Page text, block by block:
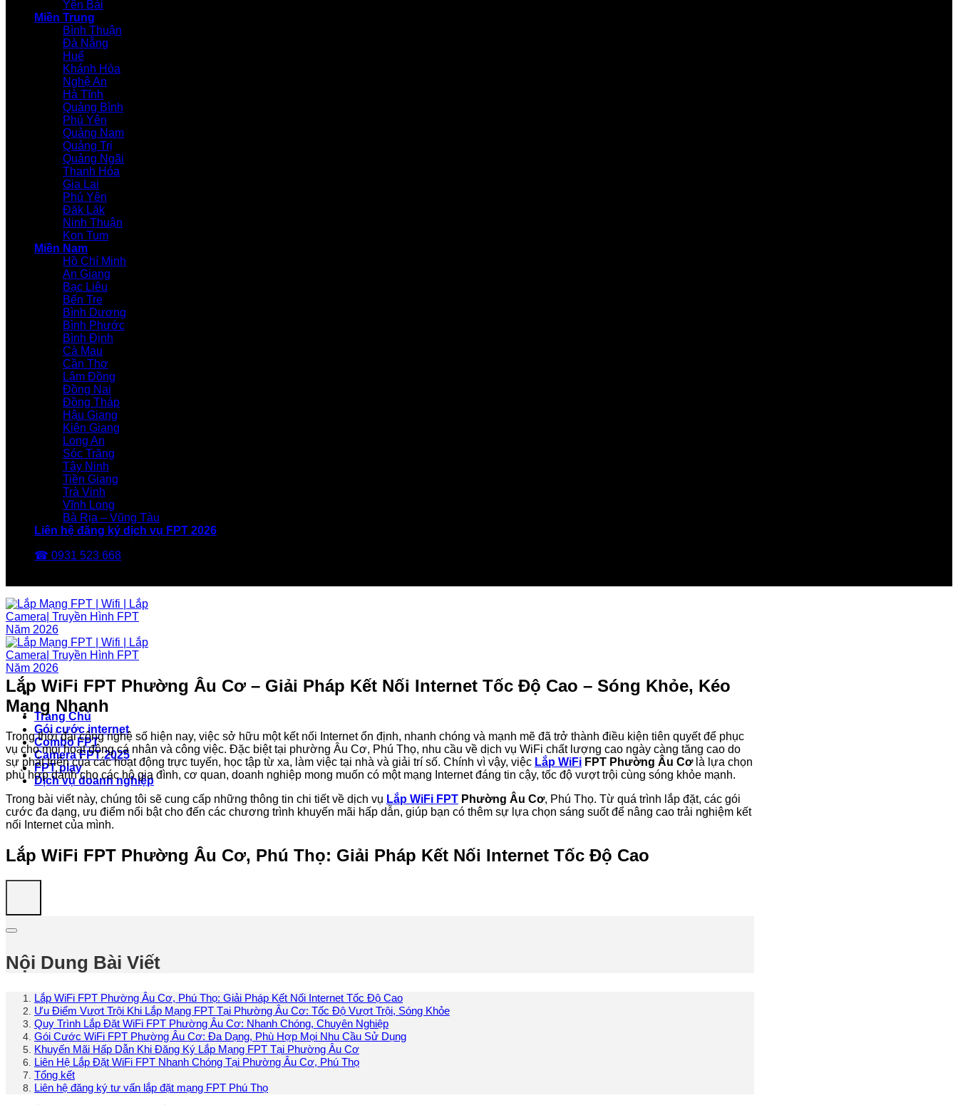
Yên Bái
Miền Trung
Bình Thuận
Đà Nẵng
Huế
Khánh Hòa
Nghệ An
Hà Tĩnh
Quảng Bình
Phú Yên
Quảng Nam
Quảng Trị
Quảng Ngãi
Thanh Hóa
Gia Lai
Phú Yên
Đăk Lăk
Ninh Thuận
Kon Tum
Miền Nam
Hồ Chí Minh
An Giang
Bạc Liêu
Bến Tre
Bình Dương
Bình Phước
Bình Định
Cà Mau
Cần Thơ
Lâm Đồng
Đồng Nai
Đồng Tháp
Hậu Giang
Kiên Giang
Long An
Sóc Trăng
Tây Ninh
Tiền Giang
Trà Vinh
Vĩnh Long
Bà Rịa – Vũng Tàu
Liên hệ đăng ký dịch vụ FPT 2026
☎ 0931 523 668
Trang Chủ
Gói cước internet
Combo FPT
Camera FPT 2025
FPT play
Dịch vụ doanh nghiệp
Lắp WiFi FPT Phường Âu Cơ – Giải Pháp Kết Nối Internet Tốc Độ Cao – Sóng Khỏe, Kéo
Mạng Nhanh
Trong thời đại công nghệ số hiện nay, việc sở hữu một kết nối Internet ổn định, nhanh chóng và mạnh mẽ đã trở thành điều kiện tiên quyết để phục
vụ cho mọi hoạt động cá nhân và công việc. Đặc biệt tại phường Âu Cơ, Phú Thọ, nhu cầu về dịch vụ WiFi chất lượng cao ngày càng tăng cao do
sự phát triển của các hoạt động trực tuyến, học tập từ xa, làm việc tại nhà và giải trí số. Chính vì vậy, việc Lắp WiFi FPT Phường Âu Cơlà lựa chọn
phù hợp dành cho các hộ gia đình, cơ quan, doanh nghiệp mong muốn có một mạng Internet đáng tin cậy, tốc độ vượt trội cùng sóng khỏe mạnh.
Trong bài viết này, chúng tôi sẽ cung cấp những thông tin chi tiết về dịch vụ Lắp WiFi FPT Phường Âu Cơ, Phú Thọ. Từ quá trình lắp đặt, các gói
cước đa dạng, ưu điểm nổi bật cho đến các chương trình khuyến mãi hấp dẫn, giúp bạn có thêm sự lựa chọn sáng suốt để nâng cao trải nghiệm kết
nối Internet của mình.
Lắp WiFi FPT Phường Âu Cơ, Phú Thọ: Giải Pháp Kết Nối Internet Tốc Độ Cao
Nội Dung Bài Viết
Lắp WiFi FPT Phường Âu Cơ, Phú Thọ: Giải Pháp Kết Nối Internet Tốc Độ Cao
Ưu Điểm Vượt Trội Khi Lắp Mạng FPT Tại Phường Âu Cơ: Tốc Độ Vượt Trội, Sóng Khỏe
Quy Trình Lắp Đặt WiFi FPT Phường Âu Cơ: Nhanh Chóng, Chuyên Nghiệp
Gói Cước WiFi FPT Phường Âu Cơ: Đa Dạng, Phù Hợp Mọi Nhu Cầu Sử Dụng
Khuyến Mãi Hấp Dẫn Khi Đăng Ký Lắp Mạng FPT Tại Phường Âu Cơ
Liên Hệ Lắp Đặt WiFi FPT Nhanh Chóng Tại Phường Âu Cơ, Phú Thọ
Tổng kết
Liên hệ đăng ký tư vấn lắp đặt mạng FPT Phú Thọ